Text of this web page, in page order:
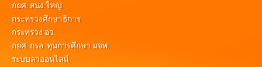
กยศ. สนง.ใหญ่
กระทรวงศึกษาธิการ
กระทรวง อว.
กยศ. กรอ. ทุนการศึกษา มจพ.
ระบบลาออนไลน์